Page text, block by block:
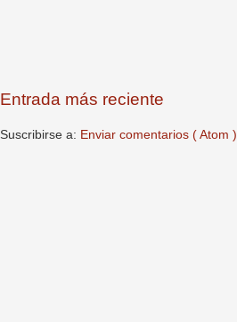
Entrada más reciente
Suscribirse a: Enviar comentarios ( Atom )